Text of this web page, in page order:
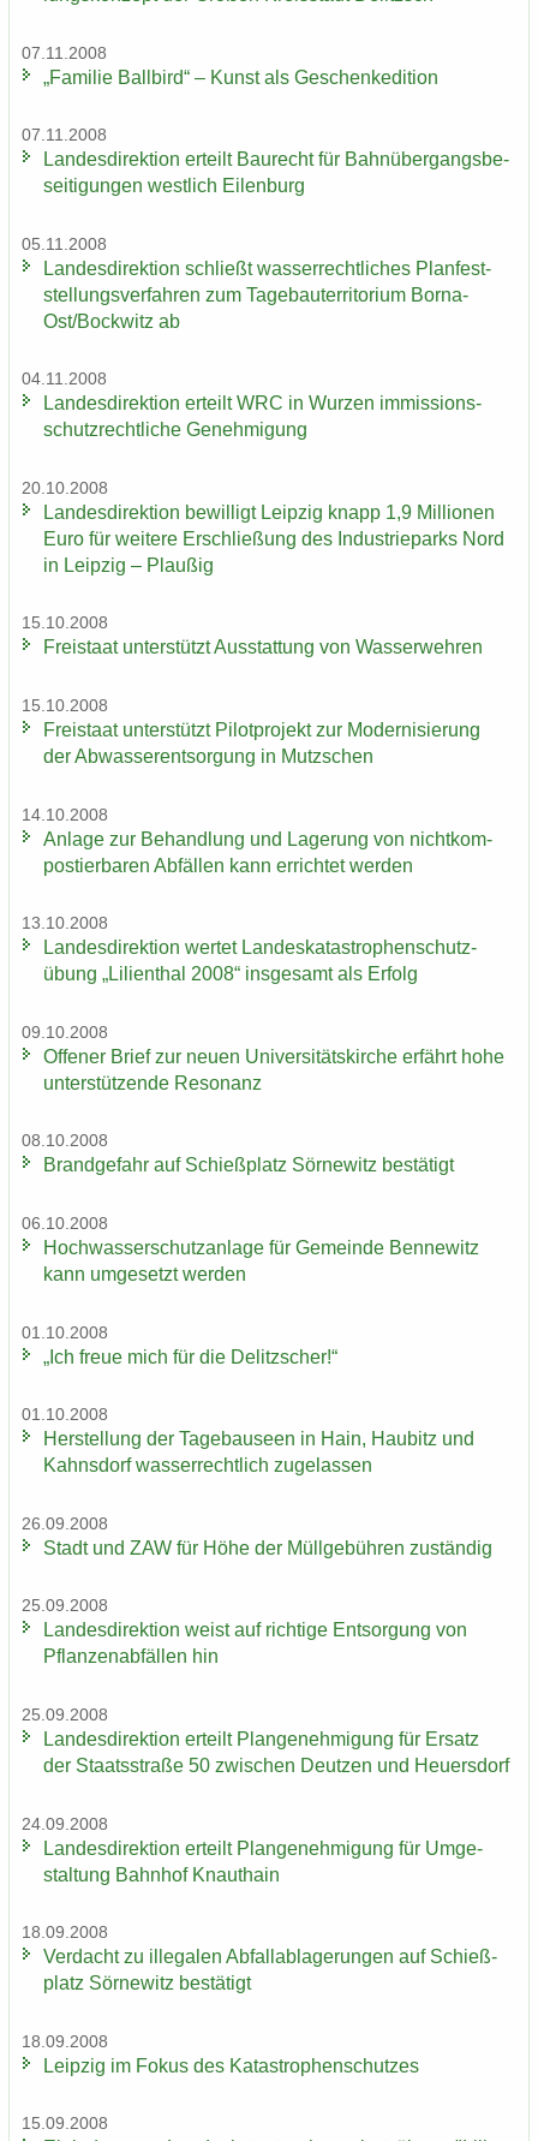
07.11.2008
„Fa­mi­lie Ball­bird“ – Kunst als Ge­schen­ke­di­ti­on
07.11.2008
Lan­des­di­rek­ti­on er­teilt Bau­recht für Bahn­über­gangs­be­
sei­ti­gun­gen west­lich Ei­len­burg
05.11.2008
Lan­des­di­rek­ti­on schließt was­ser­recht­li­ches Plan­fest­
stel­lungs­ver­fah­ren zum Ta­ge­bau­ter­ri­to­ri­um Borna-​
Ost/Bock­witz ab
04.11.2008
Lan­des­di­rek­ti­on er­teilt WRC in Wur­zen im­mis­si­ons­
schutz­recht­li­che Ge­neh­mi­gung
20.10.2008
Lan­des­di­rek­ti­on be­wil­ligt Leip­zig knapp 1,9 Mil­lio­nen
Euro für wei­te­re Er­schlie­ßung des In­dus­trie­parks Nord
in Leip­zig – Plau­ßig
15.10.2008
Frei­staat un­ter­stützt Aus­stat­tung von Was­ser­weh­ren
15.10.2008
Frei­staat un­ter­stützt Pi­lot­pro­jekt zur Mo­der­ni­sie­rung
der Ab­was­ser­ent­sor­gung in Mutz­schen
14.10.2008
An­la­ge zur Be­hand­lung und La­ge­rung von nicht­kom­
pos­tier­ba­ren Ab­fäl­len kann er­rich­tet wer­den
13.10.2008
Lan­des­di­rek­ti­on wer­tet Lan­des­ka­ta­stro­phen­schutz­
übung „Li­li­en­thal 2008“ ins­ge­samt als Er­folg
09.10.2008
Of­fe­ner Brief zur neuen Uni­ver­si­täts­kir­che er­fährt hohe
un­ter­stüt­zen­de Re­so­nanz
08.10.2008
Brand­ge­fahr auf Schieß­platz Sör­ne­witz be­stä­tigt
06.10.2008
Hoch­was­ser­schutz­an­la­ge für Ge­mein­de Ben­ne­witz
kann um­ge­setzt wer­den
01.10.2008
„Ich freue mich für die De­litz­scher!“
01.10.2008
Her­stel­lung der Ta­ge­bau­se­en in Hain, Hau­bitz und
Kahns­dorf was­ser­recht­lich zu­ge­las­sen
26.09.2008
Stadt und ZAW für Höhe der Müll­ge­büh­ren zu­stän­dig
25.09.2008
Lan­des­di­rek­ti­on weist auf rich­ti­ge Ent­sor­gung von
Pflan­zen­ab­fäl­len hin
25.09.2008
Lan­des­di­rek­ti­on er­teilt Plan­ge­neh­mi­gung für Er­satz
der Staats­stra­ße 50 zwi­schen Deut­zen und Heu­ers­dorf
24.09.2008
Lan­des­di­rek­ti­on er­teilt Plan­ge­neh­mi­gung für Um­ge­
stal­tung Bahn­hof Knaut­hain
18.09.2008
Ver­dacht zu il­le­ga­len Ab­fall­ab­la­ge­run­gen auf Schieß­
platz Sör­ne­witz be­stä­tigt
18.09.2008
Leip­zig im Fokus des Ka­ta­stro­phen­schut­zes
15.09.2008